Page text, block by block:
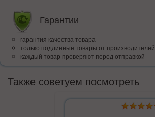
Гарантии
гарантия качества товара
только подлинные товары от производителей
каждый товар проверяют перед отправкой
Также советуем посмотреть